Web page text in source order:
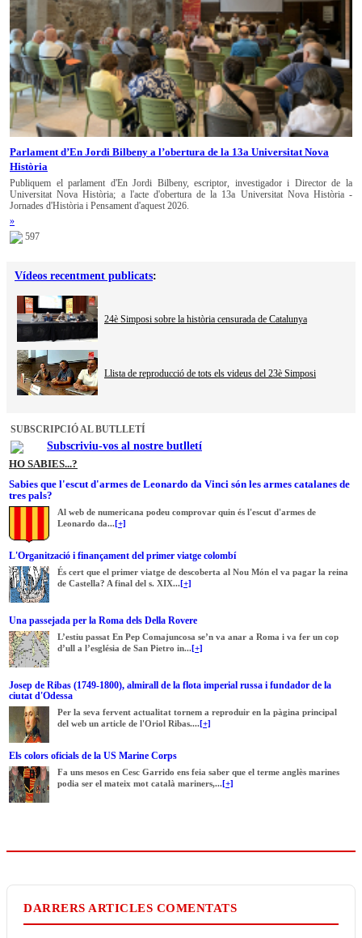
Parlament d’En Jordi Bilbeny a l’obertura de la 13a Universitat Nova
Història
Publiquem el parlament d'En Jordi Bilbeny, escriptor, investigador i Director de la
Universitat Nova Història; a l'acte d'obertura de la 13a Universitat Nova Història -
Jornades d'Història i Pensament d'aquest 2026.
»
597
Vídeos recentment publicats:
24è Simposi sobre la història censurada de Catalunya
Llista de reproducció de tots els videus del 23è Simposi
SUBSCRIPCIÓ AL BUTLLETÍ
Subscriviu-vos al nostre butlletí
HO SABIES...?
Sabies que l'escut d'armes de Leonardo da Vinci són les armes catalanes de
tres pals?
Al web de numericana podeu comprovar quin és l'escut d'armes de
Leonardo da... [+]
L'Organització i finançament del primer viatge colombí
És cert que el primer viatge de descoberta al Nou Món el va pagar la reina
de Castella? A final del s. XIX... [+]
Una passejada per la Roma dels Della Rovere
L’estiu passat En Pep Comajuncosa se’n va anar a Roma i va fer un cop
d’ull a l’església de San Pietro in... [+]
Josep de Ribas (1749-1800), almirall de la flota imperial russa i fundador de la
ciutat d'Odessa
Per la seva fervent actualitat tornem a reproduir en la pàgina principal
del web un article de l'Oriol Ribas.... [+]
Els colors oficials de la US Marine Corps
Fa uns mesos en Cesc Garrido ens feia saber que el terme anglès marines
podia ser el mateix mot català mariners,... [+]
DARRERS ARTICLES COMENTATS